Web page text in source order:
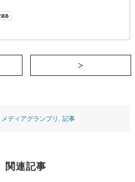
＜ 自動車のエンジンはロケットエンジン
メディアグランプリ 記事
関連記事